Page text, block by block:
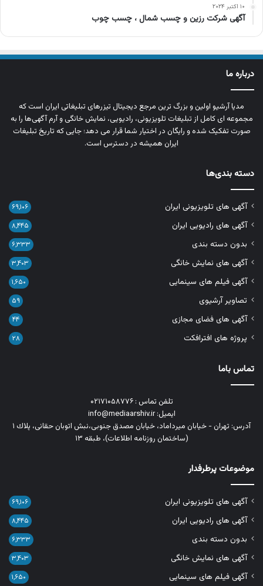
۱۰ اکتبر ۲۰۲۴
آگهی شرکت رزین و چسب شمال ، چسب چوب
درباره ما
مدیا آرشیو اولین و بزرگ‌ ترین مرجع دیجیتال تیزرهای تبلیغاتی ایران است که
مجموعه‌ ای کامل از تبلیغات تلویزیونی، رادیویی، نمایش خانگی و آرم‌ آگهی‌ها را به‌
صورت تفکیک‌ شده و رایگان در اختیار شما قرار می‌ دهد؛ جایی که تاریخ تبلیغات
ایران همیشه در دسترس است.
دسته بندی‌ها
آگهی های تلویزیونی ایران ۶۹,۱۰۶
آگهی های رادیویی ایران ۸,۴۴۵
بدون دسته بندی ۶,۳۳۳
آگهی های نمایش خانگی ۳,۴۰۳
آگهی فیلم های سینمایی ۱,۶۵۰
تصاویر آرشیوی ۵۹
آگهی های فضای مجازی ۴۴
پروژه های افترافکت ۲۸
تماس باما
تلفن تماس : ۰۲۱۷۱۰۵۸۷۷۶
ایمیل: info@mediaarshiv.ir
آدرس: تهران - خیابان میرداماد، خیابان مصدق جنوبی،نبش اتوبان حقانی، پلاك ١
(ساختمان روزنامه اطلاعات)، طبقه ۱۳
موضوعات پرطرفدار
آگهی های تلویزیونی ایران ۶۹,۱۰۶
آگهی های رادیویی ایران ۸,۴۴۵
بدون دسته بندی ۶,۳۳۳
آگهی های نمایش خانگی ۳,۴۰۳
آگهی فیلم های سینمایی ۱,۶۵۰